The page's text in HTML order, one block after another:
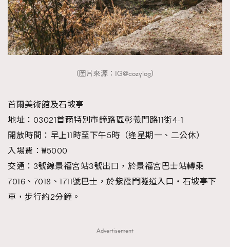
（圖片來源：IG@cozylog）
首爾美術館及石坡亭
地址：03021首爾特別市鐘路區彰義門路11街4-1
開放時間：早上11時至下午5時（逢星期一、二公休）
入場費：₩5000
交通：3號線景福宮站3號出口，於景福宮巴士站轉乘
7016、7018、1711號巴士，於紫霞門隧道入口‧石坡亭下
車，步行約2分鐘。
Advertisement